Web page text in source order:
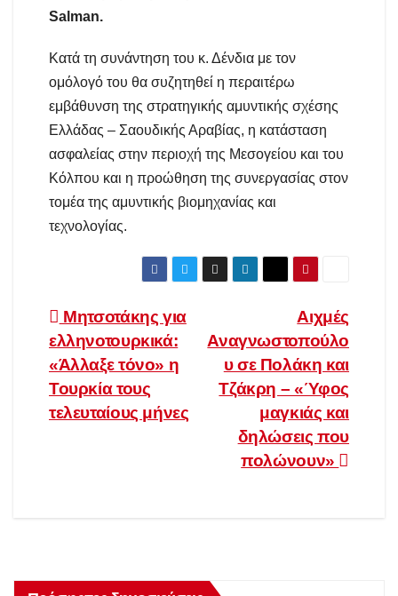
Salman.
Κατά τη συνάντηση του κ. Δένδια με τον
ομόλογό του θα συζητηθεί η περαιτέρω
εμβάθυνση της στρατηγικής αμυντικής σχέσης
Ελλάδας – Σαουδικής Αραβίας, η κατάσταση
ασφαλείας στην περιοχή της Μεσογείου και του
Κόλπου και η προώθηση της συνεργασίας στον
τομέα της αμυντικής βιομηχανίας και
τεχνολογίας.
Πλοήγηση
άρθρων
Αιχμές
Αναγνωστοπούλο
υ σε Πολάκη και
Τζάκρη – «Ύφος
μαγκιάς και
δηλώσεις που
πολώνουν»
Μητσοτάκης για
ελληνοτουρκικά:
«Άλλαξε τόνο» η
Τουρκία τους
τελευταίους μήνες